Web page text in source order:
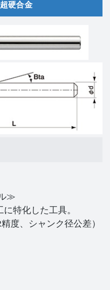
一覧
超硬合金
≫
特化した工具。
度、シャンク径公差）